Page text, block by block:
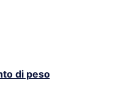
di peso